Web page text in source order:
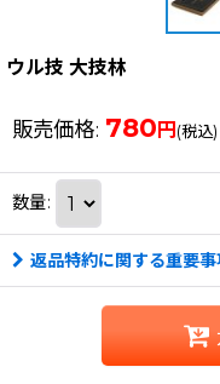
ウル技 大技林
販売価格: 780 円 (税込)
数量:
返品特約に関する重要事